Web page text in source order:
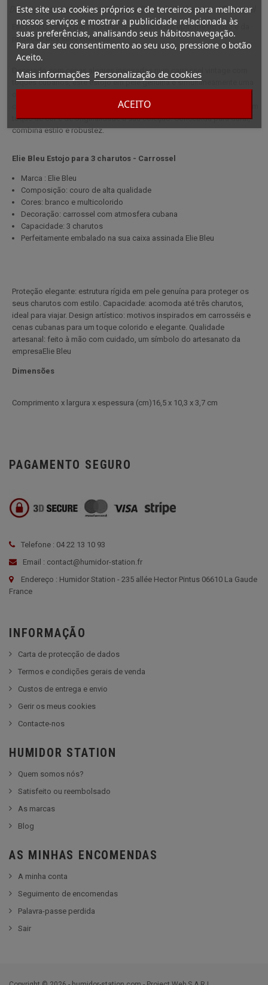
Este site usa cookies próprios e de terceiros para melhorar
nossos serviços e mostrar a publicidade relacionada às
suas preferências, analisando seus hábitosnavegação.
Para dar seu consentimento ao seu uso, pressione o botão
Aceito.
Mais informações Personalização de cookies
ACEITO
Descrição completa para Elie Bleu Caixa de 3 charutos - Carrossel
Elie Bleu O estojo para 3 charutos Carrousel é o epítome do luxo e da
proteção dos seus charutos.
Decorado com cenas alegres inspiradas num carrossel vintage com
toques cubanos, este estojo em pele genuína é simultaneamente uma
charutos de 27 mm de diâmetro, oferece uma proteção óptima e dá um
toque de cor e de originalidade à sua coleção. Concebida para durar,
combina estilo e robustez.
Elie Bleu Estojo para 3 charutos - Carrossel
Marca : Elie Bleu
Composição: couro de alta qualidade
Cores: branco e multicolorido
Decoração: carrossel com atmosfera cubana
Capacidade: 3 charutos
Perfeitamente embalado na sua caixa assinada Elie Bleu
Proteção elegante: estrutura rígida em pele genuína para proteger os
seus charutos com estilo. Capacidade: acomoda até três charutos,
ideal para viajar. Design artístico: motivos inspirados em carrosséis e
cenas cubanas para um toque colorido e elegante. Qualidade
artesanal: feito à mão com cuidado, um símbolo do artesanato da
empresaElie Bleu
Dimensões
Comprimento x largura x espessura (cm)16,5 x 10,3 x 3,7 cm
PAGAMENTO SEGURO
Telefone : 04 22 13 10 93
Email : contact@humidor-station.fr
Endereço : Humidor Station - 235 allée Hector Pintus 06610 La Gaude
France
INFORMAÇÃO
Carta de protecção de dados
Termos e condições gerais de venda
Custos de entrega e envio
Gerir os meus cookies
Contacte-nos
HUMIDOR STATION
Quem somos nós?
Satisfeito ou reembolsado
As marcas
Blog
AS MINHAS ENCOMENDAS
A minha conta
Seguimento de encomendas
Palavra-passe perdida
Sair